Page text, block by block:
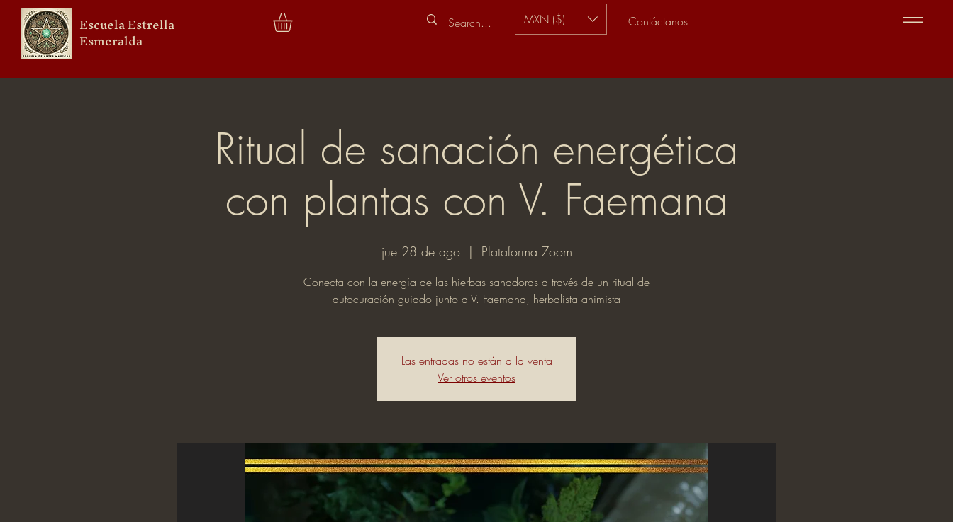
Escuela Estrella
Esmeralda
Contáctanos
MXN ($)
Ritual de sanación energética
con plantas con V. Faemana
jue 28 de ago
  |
Plataforma Zoom
Conecta con la energía de las hierbas sanadoras a través de un ritual de
autocuración guiado junto a V. Faemana, herbalista animista
Las entradas no están a la venta
Ver otros eventos